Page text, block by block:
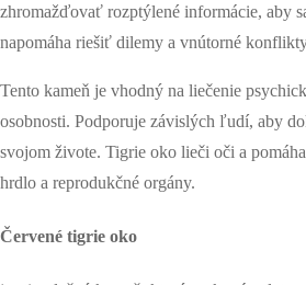
zhromažďovať rozptýlené informácie, aby
napomáha riešiť dilemy a vnútorné
Tento kameň je vhodný na liečenie
osobnosti. Podporuje závislých ľudí, aby
svojom živote. Tigrie oko lieči oči a
hrdlo a reprodukčné orgány.
Červené tigrie oko